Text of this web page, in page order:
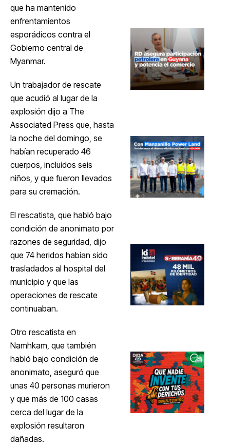
que ha mantenido
enfrentamientos
esporádicos contra el
Gobierno central de
Myanmar.
Un trabajador de rescate
que acudió al lugar de la
explosión dijo a The
Associated Press que, hasta
la noche del domingo, se
habían recuperado 46
cuerpos, incluidos seis
niños, y que fueron llevados
para su cremación.
El rescatista, que habló bajo
condición de anonimato por
razones de seguridad, dijo
que 74 heridos habían sido
trasladados al hospital del
municipio y que las
operaciones de rescate
continuaban.
Otro rescatista en
Namhkam, que también
habló bajo condición de
anonimato, aseguró que
unas 40 personas murieron
y que más de 100 casas
cerca del lugar de la
explosión resultaron
dañadas.